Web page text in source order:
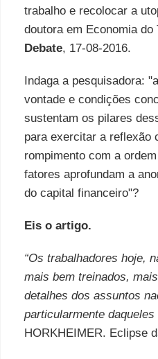
trabalho e recolocar a
doutora em Economia do
Debate, 17-08-2016.
Indaga a pesquisadora:
vontade e condições
sustentam os pilares
para exercitar a reflexão
rompimento com a
fatores aprofundam a
do capital financeiro"?
Eis o artigo.
“Os trabalhadores hoje,
mais bem treinados,
detalhes dos assuntos
particularmente
HORKHEIMER. Eclipse